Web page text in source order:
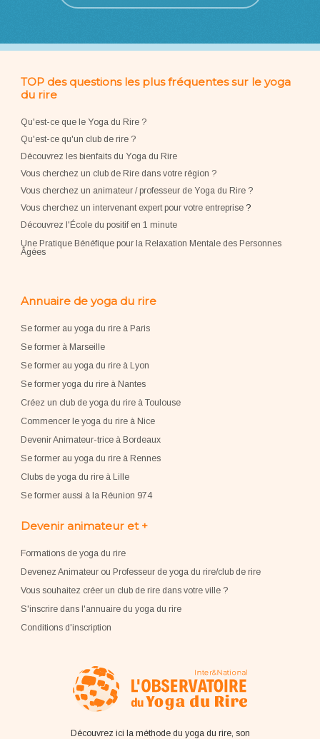
TOP des questions les plus fréquentes sur le yoga
du rire
Qu'est-ce que le Yoga du Rire ?
Qu'est-ce qu'un club de rire ?
Découvrez les bienfaits du Yoga du Rire
Vous cherchez un club de Rire dans votre région ?
Vous cherchez un animateur / professeur de Yoga du Rire ?
Vous cherchez un intervenant expert pour votre entreprise?
Découvrez l'École du positif en 1 minute
Une Pratique Bénéfique pour la Relaxation Mentale des Personnes
Âgées
Annuaire de yoga du rire
Se former au yoga du rire à Paris
Se former à Marseille
Se former au yoga du rire à Lyon
Se former yoga du rire à Nantes
Créez un club de yoga du rire à Toulouse
Commencer le yoga du rire à Nice
Devenir Animateur-trice à Bordeaux
Se former au yoga du rire à Rennes
Clubs de yoga du rire à Lille
Se former aussi à la Réunion 974
Devenir animateur et +
Formations de yoga du rire
Devenez Animateur ou Professeur de yoga du rire/club de rire
Vous souhaitez créer un club de rire dans votre ville ?
S'inscrire dans l'annuaire du yoga du rire
Conditions d'inscription
Découvrez ici la méthode du yoga du rire, son